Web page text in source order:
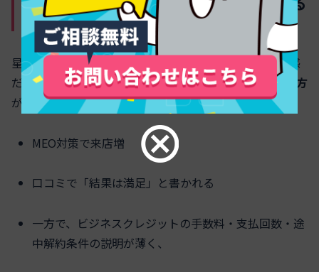
「説明不足クレーム」の実態
星4.5以上、口コミ数も順調。それでもスタッフの疲労感
だけが増している店舗では、料金説明と契約条件の伝え方
がボトルネックになっていることが多い。
MEO対策で来店増
口コミで「結果は満足」と書かれる
一方で、ビジネスクレジットの手数料・支払回数・途
中解約条件の説明が薄く、